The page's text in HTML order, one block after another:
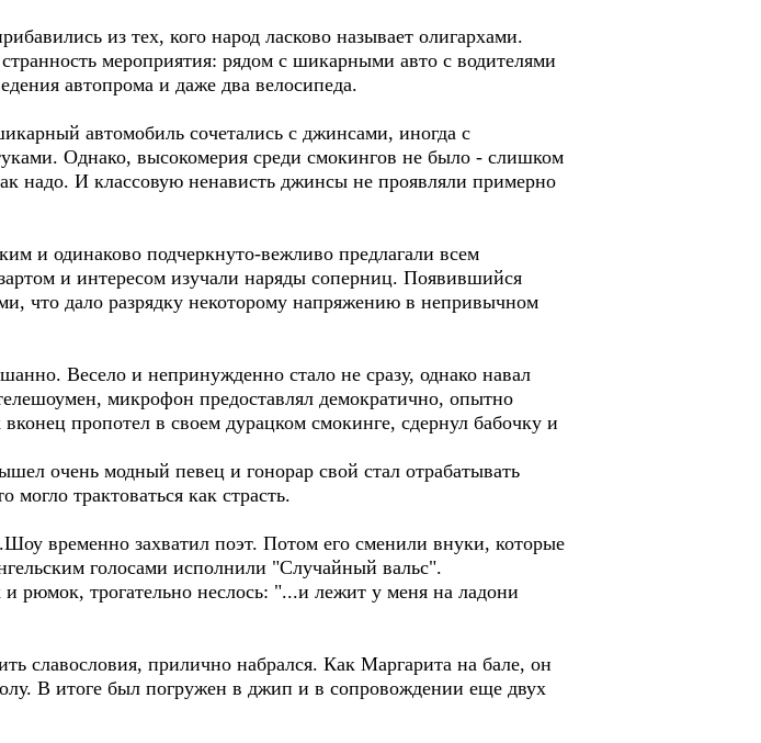
из тех, кого народ ласково называет олигархами.
мероприятия: рядом с шикарными авто с водителями
автопрома и даже два велосипеда.
автомобиль сочетались с джинсами, иногда с
Однако, высокомерия среди смокингов не было - слишком
надо. И классовую ненависть джинсы не проявляли примерно
и одинаково подчеркнуто-вежливо предлагали всем
и интересом изучали наряды соперниц. Появившийся
что дало разрядку некоторому напряжению в непривычном
Весело и непринужденно стало не сразу, однако навал
микрофон предоставлял демократично, опытно
пропотел в своем дурацком смокинге, сдернул бабочку и
очень модный певец и гонорар свой стал отрабатывать
трактоваться как страсть.
временно захватил поэт. Потом его сменили внуки, которые
голосами исполнили "Случайный вальс".
трогательно неслось: "...и лежит у меня на ладони
славословия, прилично набрался. Как Маргарита на бале, он
В итоге был погружен в джип и в сопровождении еще двух